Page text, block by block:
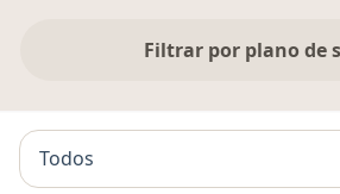
Filtrar por plano de
Todos